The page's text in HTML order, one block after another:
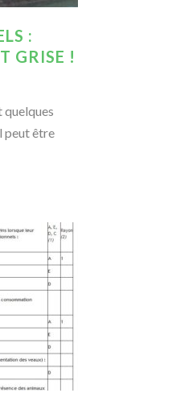
:
GRISE !
quelques
peut être